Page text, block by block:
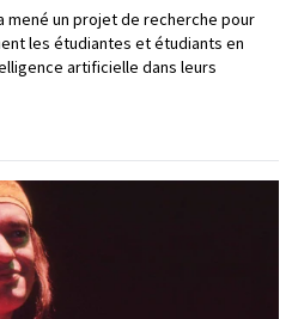
mené un projet de recherche pour
les étudiantes et étudiants en
artificielle dans leurs